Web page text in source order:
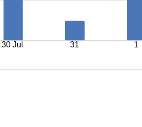
30 Jul 31 1